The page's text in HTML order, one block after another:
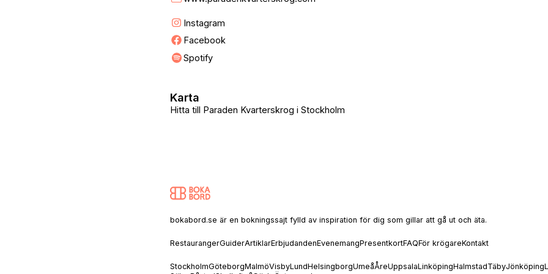
Instagram
Facebook
Spotify
Hitta till Paraden Kvarterskrog i Stockholm
Karta
bokabord.se är en bokningssajt fylld av inspiration för dig som gillar att gå ut och äta.
RestaurangerGuiderArtiklarErbjudandenEvenemangPresentkortFAQFör krögareKontakt
StockholmGöteborgMalmöVisbyLundHelsingborgUmeåÅreUppsalaLinköpingHalmstadTäbyJönköping